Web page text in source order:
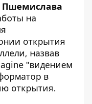
Пшемислава
на
открытия
назвав
"видением
в
открытия.